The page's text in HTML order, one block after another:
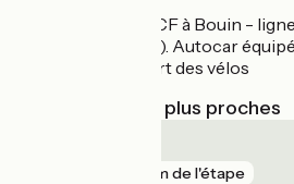
Autocar SNCF à Bouin -
Noirmoutier). Autocar
pour l'emport des vélos
Gares SNCF les plus proches
6 km de l'étape